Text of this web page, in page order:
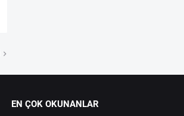
EN ÇOK OKUNANLAR